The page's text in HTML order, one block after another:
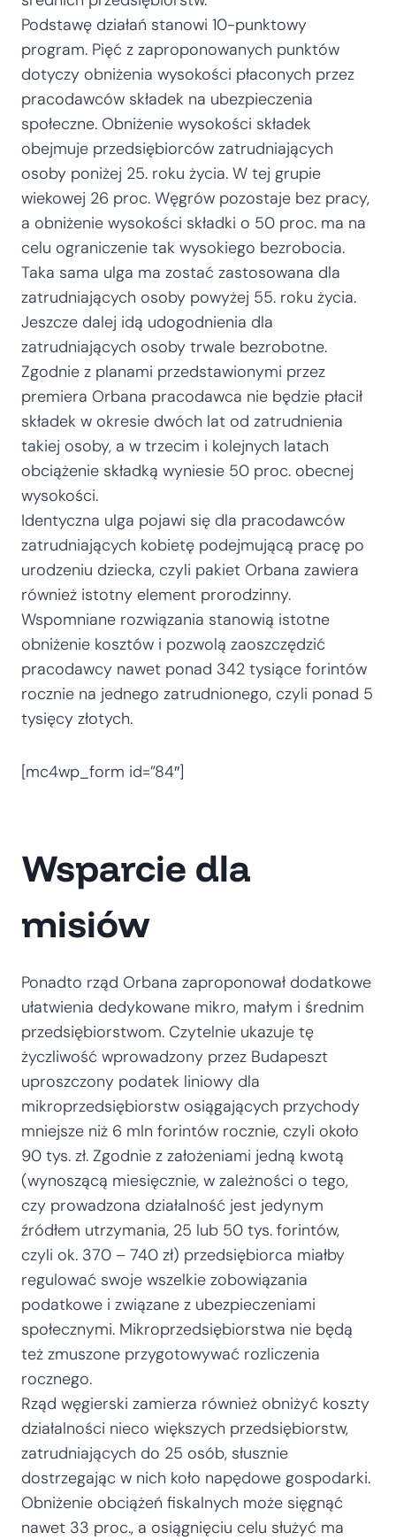
Podstawę działań stanowi 10-punktowy
program. Pięć z zaproponowanych punktów
dotyczy obniżenia wysokości płaconych przez
pracodawców składek na ubezpieczenia
społeczne. Obniżenie wysokości składek
obejmuje przedsiębiorców zatrudniających
osoby poniżej 25. roku życia. W tej grupie
wiekowej 26 proc. Węgrów pozostaje bez pracy,
a obniżenie wysokości składki o 50 proc. ma na
celu ograniczenie tak wysokiego bezrobocia.
Taka sama ulga ma zostać zastosowana dla
zatrudniających osoby powyżej 55. roku życia.
Jeszcze dalej idą udogodnienia dla
zatrudniających osoby trwale bezrobotne.
Zgodnie z planami przedstawionymi przez
premiera Orbana pracodawca nie będzie płacił
składek w okresie dwóch lat od zatrudnienia
takiej osoby, a w trzecim i kolejnych latach
obciążenie składką wyniesie 50 proc. obecnej
wysokości.
Identyczna ulga pojawi się dla pracodawców
zatrudniających kobietę podejmującą pracę po
urodzeniu dziecka, czyli pakiet Orbana zawiera
również istotny element prorodzinny.
Wspomniane rozwiązania stanowią istotne
obniżenie kosztów i pozwolą zaoszczędzić
pracodawcy nawet ponad 342 tysiące forintów
rocznie na jednego zatrudnionego, czyli ponad 5
tysięcy złotych.
[mc4wp_form id=”84″]
Wsparcie dla
misiów
Ponadto rząd Orbana zaproponował dodatkowe
ułatwienia dedykowane mikro, małym i średnim
przedsiębiorstwom. Czytelnie ukazuje tę
życzliwość wprowadzony przez Budapeszt
uproszczony podatek liniowy dla
mikroprzedsiębiorstw osiągających przychody
mniejsze niż 6 mln forintów rocznie, czyli około
90 tys. zł. Zgodnie z założeniami jedną kwotą
(wynoszącą miesięcznie, w zależności o tego,
czy prowadzona działalność jest jedynym
źródłem utrzymania, 25 lub 50 tys. forintów,
czyli ok. 370 – 740 zł) przedsiębiorca miałby
regulować swoje wszelkie zobowiązania
podatkowe i związane z ubezpieczeniami
społecznymi. Mikroprzedsiębiorstwa nie będą
też zmuszone przygotowywać rozliczenia
rocznego.
Rząd węgierski zamierza również obniżyć koszty
działalności nieco większych przedsiębiorstw,
zatrudniających do 25 osób, słusznie
dostrzegając w nich koło napędowe gospodarki.
Obniżenie obciążeń fiskalnych może sięgnąć
nawet 33 proc., a osiągnięciu celu służyć ma